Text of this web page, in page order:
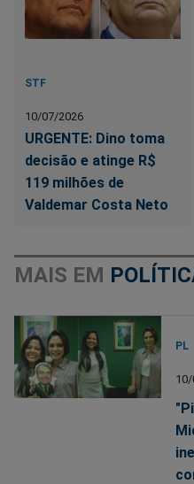
STF
10/07/2026
URGENTE: Dino toma
decisão e atinge R$
119 milhões de
Valdemar Costa Neto
MAIS EM
PL